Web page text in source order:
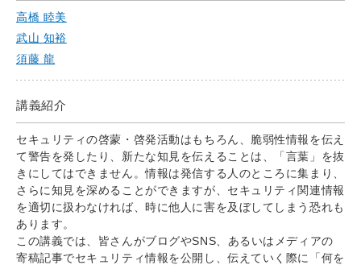
高橋 睦美
武山 知裕
須藤 龍
講義紹介
セキュリティの啓蒙・啓発活動はもちろん、脆弱性情報を伝え
て警告を発したり、新たな知見を伝えることは、「言葉」を抜
きにしてはできません。情報は発信する人のところに集まり、
さらに知見を深めることができますが、セキュリティ関連情報
を適切に扱わなければ、時に他人に害を及ぼしてしまう恐れも
あります。
この講義では、皆さんがブログやSNS、あるいはメディアの
寄稿記事でセキュリティ情報を公開し、伝えていく際に「何を